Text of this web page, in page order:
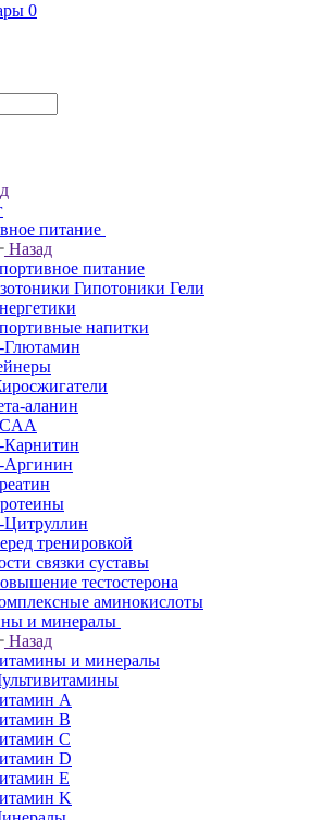
0
питание
Назад
питание
Гипотоники Гели
напитки
аланин
тренировкой
связки суставы
тестостерона
аминокислоты
и минералы
Назад
и минералы
A
B
C
D
E
K